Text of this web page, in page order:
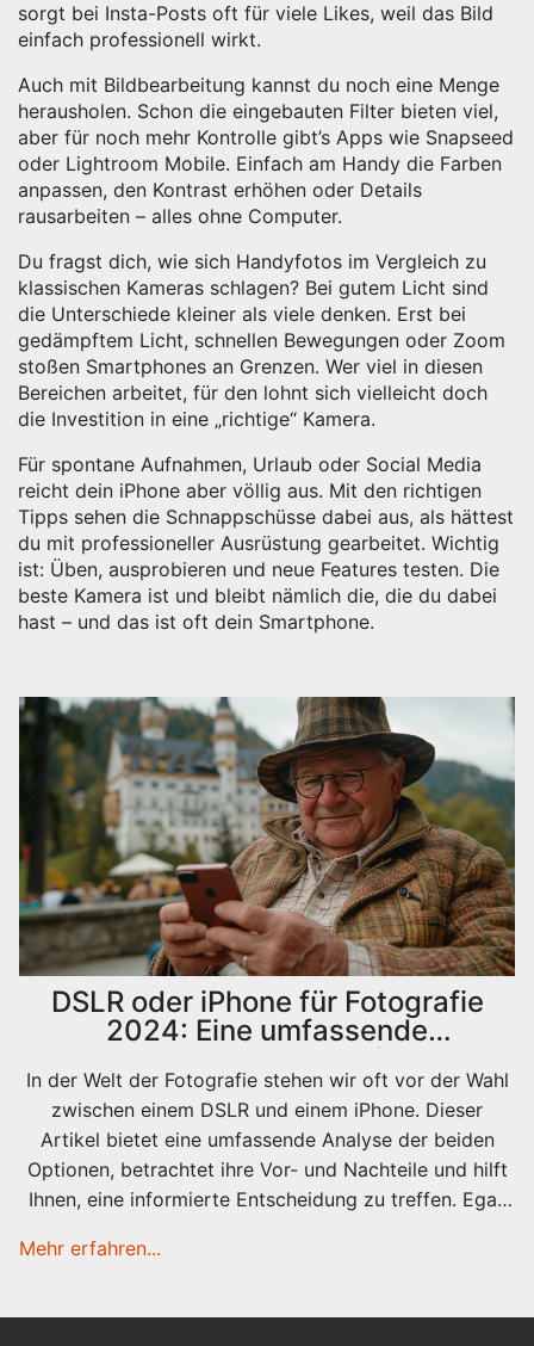
sorgt bei Insta-Posts oft für viele Likes, weil das Bild
einfach professionell wirkt.
Auch mit Bildbearbeitung kannst du noch eine Menge
herausholen. Schon die eingebauten Filter bieten viel,
aber für noch mehr Kontrolle gibt’s Apps wie Snapseed
oder Lightroom Mobile. Einfach am Handy die Farben
anpassen, den Kontrast erhöhen oder Details
rausarbeiten – alles ohne Computer.
Du fragst dich, wie sich Handyfotos im Vergleich zu
klassischen Kameras schlagen? Bei gutem Licht sind
die Unterschiede kleiner als viele denken. Erst bei
gedämpftem Licht, schnellen Bewegungen oder Zoom
stoßen Smartphones an Grenzen. Wer viel in diesen
Bereichen arbeitet, für den lohnt sich vielleicht doch
die Investition in eine „richtige“ Kamera.
Für spontane Aufnahmen, Urlaub oder Social Media
reicht dein iPhone aber völlig aus. Mit den richtigen
Tipps sehen die Schnappschüsse dabei aus, als hättest
du mit professioneller Ausrüstung gearbeitet. Wichtig
ist: Üben, ausprobieren und neue Features testen. Die
beste Kamera ist und bleibt nämlich die, die du dabei
hast – und das ist oft dein Smartphone.
DSLR oder iPhone für Fotografie
2024: Eine umfassende
Entscheidungshilfe
In der Welt der Fotografie stehen wir oft vor der Wahl
zwischen einem DSLR und einem iPhone. Dieser
Artikel bietet eine umfassende Analyse der beiden
Optionen, betrachtet ihre Vor- und Nachteile und hilft
Ihnen, eine informierte Entscheidung zu treffen. Egal,
für alltägliche Schnappschüsse nutzen, hier finden Sie
der Auswahl des für Ihre Bedürfnisse am besten
Mehr erfahren...